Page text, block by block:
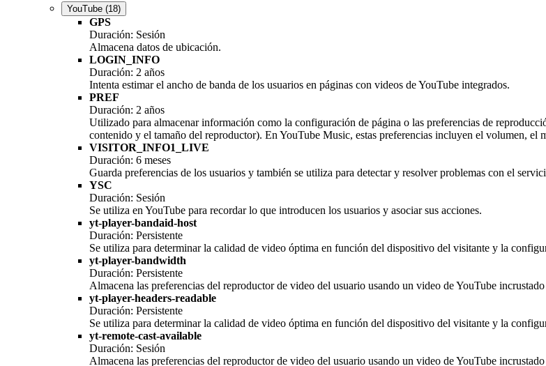
YouTube (18)
GPS
Duración: Sesión
Almacena datos de ubicación.
LOGIN_INFO
Duración: 2 años
Intenta estimar el ancho de banda de los usuarios en páginas con videos de YouTube integrados.
PREF
Duración: 2 años
Utilizado para almacenar información como la configuración de página o las preferencias de
contenido y el tamaño del reproductor). En YouTube Music, estas preferencias incluyen el volumen, el
VISITOR_INFO1_LIVE
Duración: 6 meses
Guarda preferencias de los usuarios y también se utiliza para detectar y resolver problemas con el
YSC
Duración: Sesión
Se utiliza en YouTube para recordar lo que introducen los usuarios y asociar sus acciones.
yt-player-bandaid-host
Duración: Persistente
Se utiliza para determinar la calidad de video óptima en función del dispositivo del visitante y la
yt-player-bandwidth
Duración: Persistente
Almacena las preferencias del reproductor de video del usuario usando un video de YouTube incrustado
yt-player-headers-readable
Duración: Persistente
Se utiliza para determinar la calidad de video óptima en función del dispositivo del visitante y la
yt-remote-cast-available
Duración: Sesión
Almacena las preferencias del reproductor de video del usuario usando un video de YouTube incrustado